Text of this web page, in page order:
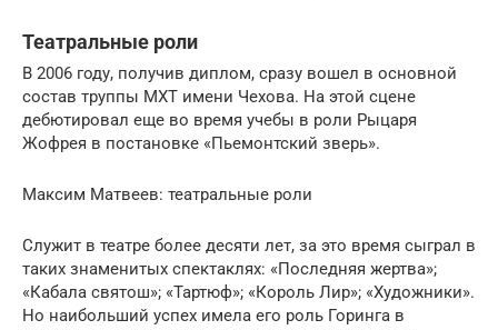
Театральные роли
В 2006 году, получив диплом, сразу вошел в основной
состав труппы МХТ имени Чехова. На этой сцене
дебютировал еще во время учебы в роли Рыцаря
Жофрея в постановке «Пьемонтский зверь».
Максим Матвеев: театральные роли
Служит в театре более десяти лет, за это время сыграл в
таких знаменитых спектаклях: «Последняя жертва»;
«Кабала святош»; «Тартюф»; «Король Лир»; «Художники».
Но наибольший успех имела его роль Горинга в